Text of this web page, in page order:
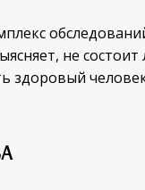
не
здоровый